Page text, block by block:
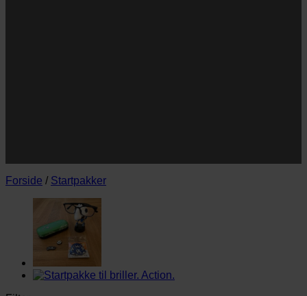
Forside / Startpakker